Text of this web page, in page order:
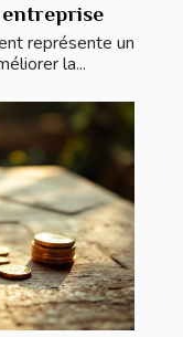
représente un
la...